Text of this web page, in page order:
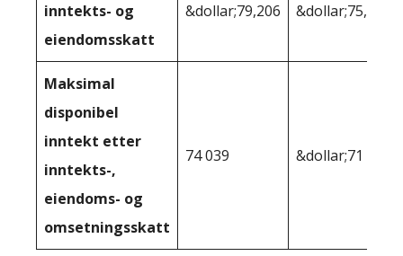
inntekts- og
eiendomsskatt
&dollar;79,206 &dollar;75,104
Maksimal
disponibel
inntekt etter
inntekts-,
eiendoms- og
omsetningsskatt
74 039 &dollar;71 911